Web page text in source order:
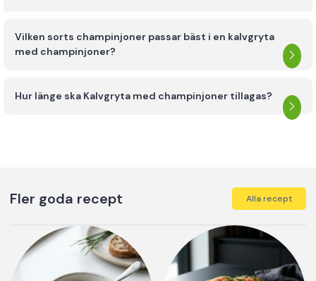
Vilken sorts champinjoner passar bäst i en kalvgryta
med champinjoner?
Hur länge ska Kalvgryta med champinjoner tillagas?
Fler goda recept Alla recept